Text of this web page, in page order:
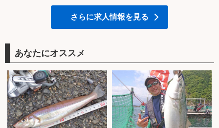
さらに求人情報を見る
あなたにオススメ